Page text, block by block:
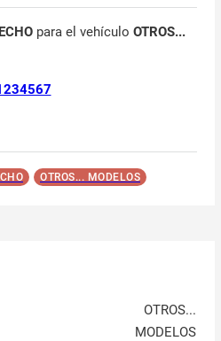
para el vehículo OTROS...
OTROS... MODELOS
OTROS...
MODELOS